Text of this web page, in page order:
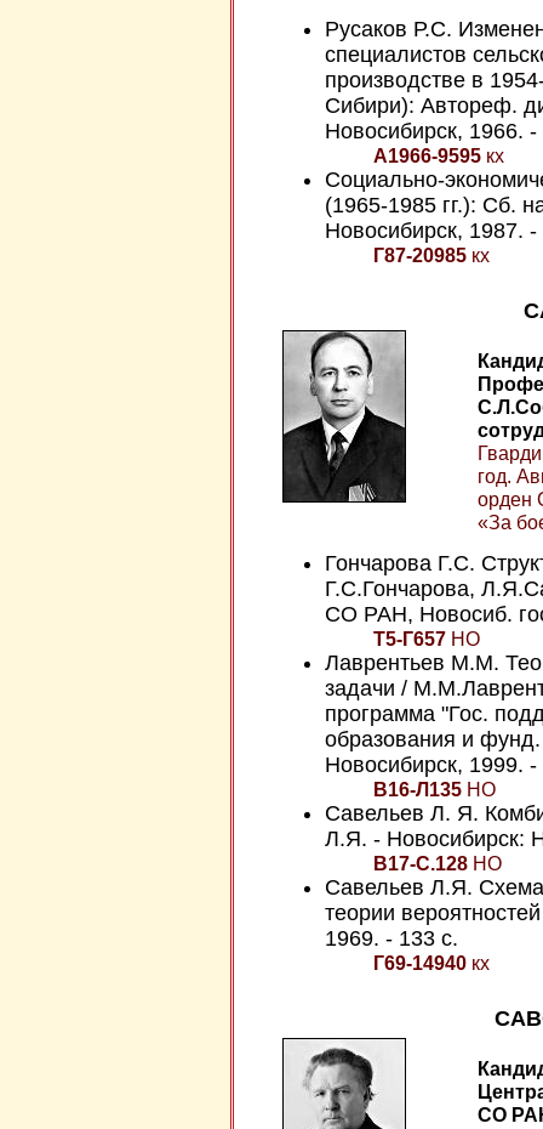
Русаков Р.С.
специалистов
производстве в
Сибири): Автореф.
Новосибирск, 1966. -
А1966-9595кх
Социально-
(1965-1985 гг.): Сб.
Новосибирск, 1987. -
Г87-20985кх
год.
орден
«За
Гончарова Г.С.
Г.С.Гончарова,
СО РАН, Новосиб.
Т5-Г657НО
Лаврентьев М.М.
задачи /
программа "Гос.
образования и фунд.
Новосибирск, 1999. -
В16-Л135НО
Савельев Л. Я.
Л.Я. - Новосибирск:
В17-С.128НО
Савельев Л.Я.
теории
1969. - 133 с.
Г69-14940кх
СО